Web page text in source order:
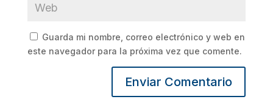
Guarda mi nombre, correo electrónico y web en
este navegador para la próxima vez que comente.